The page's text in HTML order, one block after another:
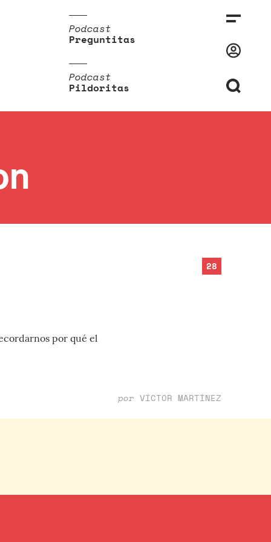
Podcast
Preguntitas
Podcast
Pildoritas
28
por qué el
por VÍCTOR MARTÍNEZ